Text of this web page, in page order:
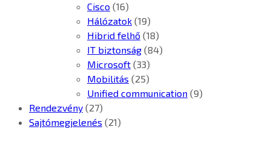
Cisco (16)
Hálózatok (19)
Hibrid felhő (18)
IT biztonság (84)
Microsoft (33)
Mobilitás (25)
Unified communication (9)
Rendezvény (27)
Sajtómegjelenés (21)